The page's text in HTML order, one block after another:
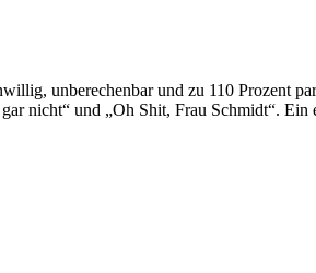
unberechenbar und zu 110
nicht“ und „Oh Shit, Frau Schmidt“.